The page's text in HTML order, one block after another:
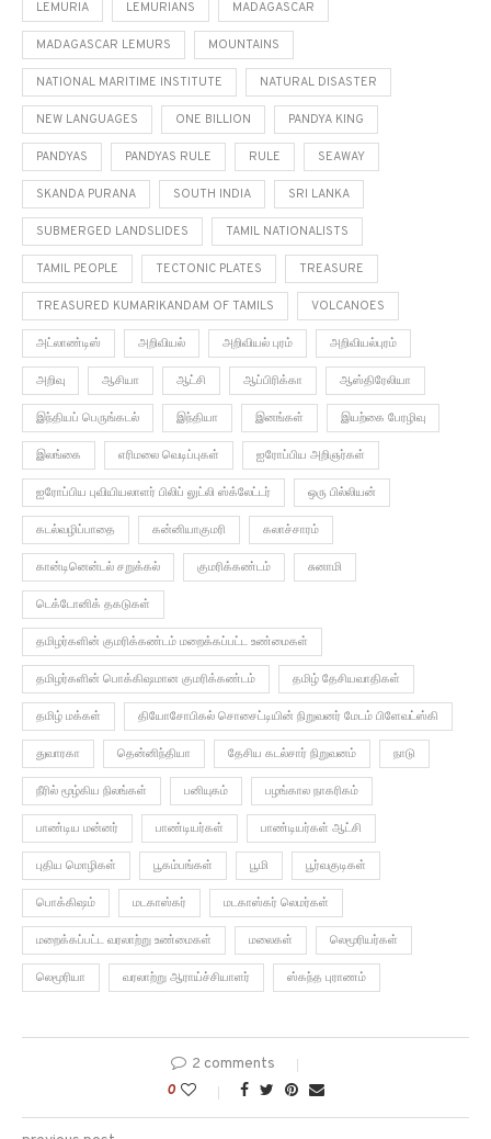
LEMURIA LEMURIANS MADAGASCAR
MADAGASCAR LEMURS MOUNTAINS
NATIONAL MARITIME INSTITUTE NATURAL DISASTER
NEW LANGUAGES ONE BILLION PANDYA KING
PANDYAS PANDYAS RULE RULE SEAWAY
SKANDA PURANA SOUTH INDIA SRI LANKA
SUBMERGED LANDSLIDES TAMIL NATIONALISTS
TAMIL PEOPLE TECTONIC PLATES TREASURE
TREASURED KUMARIKANDAM OF TAMILS VOLCANOES
அட்லாண்டிஸ் அறிவியல் அறிவியல் புரம் அறிவியல்புரம்
அறிவு ஆசியா ஆட்சி ஆப்பிரிக்கா ஆஸ்திரேலியா
இந்தியப் பெருங்கடல் இந்தியா இனங்கள் இயற்கை பேரழிவு
இலங்கை எரிமலை வெடிப்புகள் ஐரோப்பிய அறிஞர்கள்
ஐரோப்பிய புவியியலாளர் பிலிப் லுட்லி ஸ்க்லேட்டர் ஒரு பில்லியன்
கடல்வழிப்பாதை கன்னியாகுமரி கலாச்சாரம்
கான்டினென்டல் சறுக்கல் குமரிக்கண்டம் சுனாமி
டெக்டோனிக் தகடுகள்
தமிழர்களின் குமரிக்கண்டம் மறைக்கப்பட்ட உண்மைகள்
தமிழர்களின் பொக்கிஷமான குமரிக்கண்டம் தமிழ் தேசியவாதிகள்
தமிழ் மக்கள் தியோசோபிகல் சொசைட்டியின் நிறுவனர் மேடம் பிளேவட்ஸ்கி
துவாரகா தென்னிந்தியா தேசிய கடல்சார் நிறுவனம் நாடு
நீரில் மூழ்கிய நிலங்கள் பனியுகம் பழங்கால நாகரிகம்
பாண்டிய மன்னர் பாண்டியர்கள் பாண்டியர்கள் ஆட்சி
புதிய மொழிகள் பூகம்பங்கள் பூமி பூர்வகுடிகள்
பொக்கிஷம் மடகாஸ்கர் மடகாஸ்கர் லெமர்கள்
மறைக்கப்பட்ட வரலாற்று உண்மைகள் மலைகள் லெமூரியர்கள்
லெமூரியா வரலாற்று ஆராய்ச்சியாளர் ஸ்கந்த புராணம்
2 comments
0